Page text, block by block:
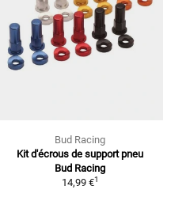
Bud Racing
Kit d'écrous de support pneu
Bud Racing
14,99 €1